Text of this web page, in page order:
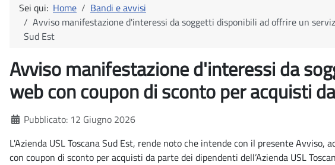
Sei qui: Home
Bandi e avvisi
Avviso manifestazione d'interessi da soggetti disponibili ad offrire un
Sud Est
Avviso manifestazione d'interessi da
web con coupon di sconto per acquisti
Dettagli
Pubblicato: 12 Giugno 2026
L'Azienda USL Toscana Sud Est, rende noto che intende con il presente
con coupon di sconto per acquisti da parte dei dipendenti dell’Azienda USL